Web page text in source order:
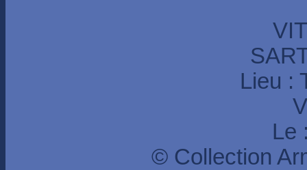
Lieu :
Le
© Collection